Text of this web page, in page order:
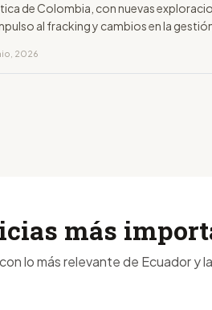
de Colombia, con nuevas
al fracking y cambios en la
2026
más
lo más relevante de Ecuador y